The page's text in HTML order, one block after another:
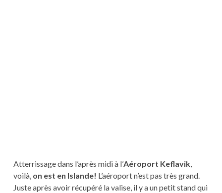
Atterrissage dans l’après midi à l’Aéroport Keflavik,
voilà, on est en Islande! L’aéroport n’est pas très grand.
Juste après avoir récupéré la valise, il y a un petit stand qui